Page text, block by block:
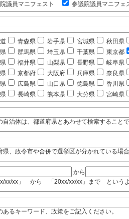
議員マニフェスト
参議院議員マニフェ
青森県 岩手県 宮城県 秋田県
群馬県 埼玉県 千葉県 東京都
福井県 山梨県 長野県 岐阜県
京都府 大阪府 兵庫県 奈良県
広島県 山口県 徳島県 香川県
長崎県 熊本県 大分県 宮崎県
治体は、都道府県とあわせて検索すること
、政令市や合併で選挙区が分かれている場合
から
xx/xx」 から 「20xx/xx/xx」まで というよ
るキーワード、政策をご記入ください。